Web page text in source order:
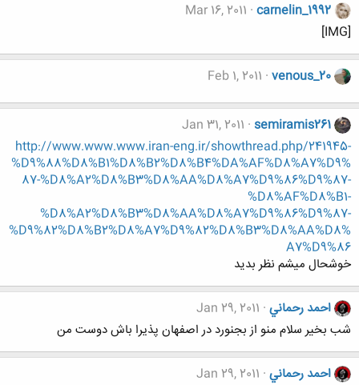
carnelin_1992
Mar 16, 2011
[IMG]
venous_20
Feb 1, 2011
semiramis261
Jan 31, 2011
http://www.www.www.iran-eng.ir/showthread.php/241945-
%D9%88%D8%B1%D8%B2%D8%B4%DA%AF%D8%A7%D9%
87-%D8%A2%D8%B3%D8%AA%D8%A7%D9%86%D9%87-
%D8%AF%D8%B1-
%D8%A2%D8%B3%D8%AA%D8%A7%D9%86%D9%87-
%D9%82%D8%B2%D8%A7%D9%82%D8%B3%D8%AA%D8%
A7%D9%86
خوشحال میشم نظر بدید
احمد رحماني Jan 29, 2011
شب بخير سلام منو از بجنورد در اصفهان پذيرا باش دوست من
احمد رحماني Jan 29, 2011